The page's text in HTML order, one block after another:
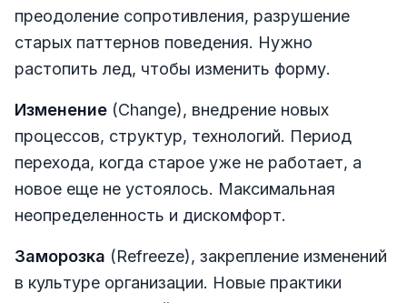
преодоление сопротивления, разрушение
старых паттернов поведения. Нужно
растопить лед, чтобы изменить форму.
Изменение (Change), внедрение новых
процессов, структур, технологий. Период
перехода, когда старое уже не работает, а
новое еще не устоялось. Максимальная
неопределенность и дискомфорт.
Заморозка (Refreeze), закрепление изменений
в культуре организации. Новые практики